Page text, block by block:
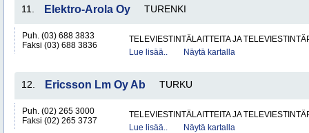
11. Elektro-Arola Oy TURENKI
Puh. (03) 688 3833
Faksi (03) 688 3836
TELEVIESTINTÄLAITTEITA JA
Lue lisää..
Näytä kartalla
12. Ericsson Lm Oy Ab TURKU
Puh. (02) 265 3000
Faksi (02) 265 3737
TELEVIESTINTÄLAITTEITA JA
Lue lisää..
Näytä kartalla